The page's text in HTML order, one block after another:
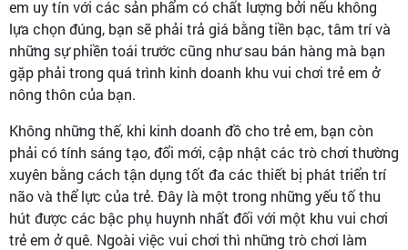
em uy tín với các sản phẩm có chất lượng bởi nếu không
lựa chọn đúng, bạn sẽ phải trả giá bằng tiền bạc, tâm trí và
những sự phiền toái trước cũng như sau bán hàng mà bạn
gặp phải trong quá trình kinh doanh khu vui chơi trẻ em ở
nông thôn của bạn.
Không những thế, khi kinh doanh đồ cho trẻ em, bạn còn
phải có tính sáng tạo, đổi mới, cập nhật các trò chơi thường
xuyên bằng cách tận dụng tốt đa các thiết bị phát triển trí
não và thể lực của trẻ. Đây là một trong những yếu tố thu
hút được các bậc phụ huynh nhất đối với một khu vui chơi
trẻ em ở quê. Ngoài việc vui chơi thì những trò chơi làm